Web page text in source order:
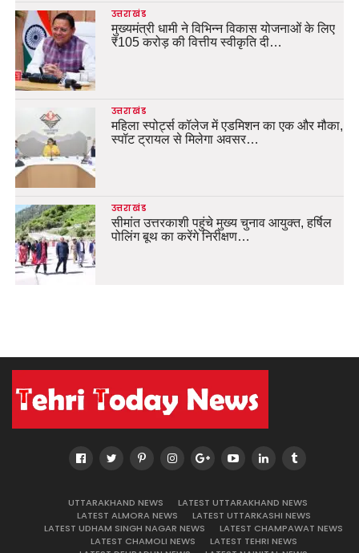
उत्तराखंड
मुख्यमंत्री धामी ने विभिन्न विकास योजनाओं के लिए
₹105 करोड़ की वित्तीय स्वीकृति दी…
उत्तराखंड
महिला स्पोर्ट्स कॉलेज में एडमिशन का एक और मौका,
स्पॉट ट्रायल से मिलेगा अवसर…
उत्तराखंड
सीमांत उत्तरकाशी पहुंचे मुख्य चुनाव आयुक्त, हर्षिल
पोलिंग बूथ का करेंगे निरीक्षण…
UTTARAKHAND NEWS
LATEST UTTARAKHAND NEWS
LATEST ALMORA NEWS
LATEST UTTARKASHI NEWS
LATEST UDHAM SINGH NAGAR NEWS
LATEST CHAMPAWAT NEWS
LATEST CHAMOLI NEWS
LATEST TEHRI NEWS